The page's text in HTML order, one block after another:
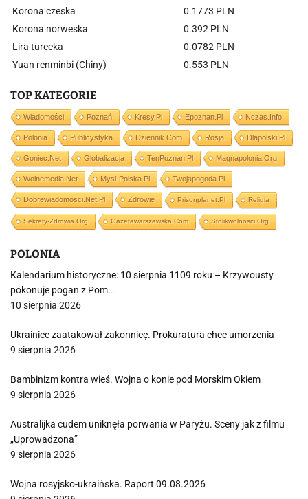
Korona czeska
0.1773 PLN
Korona norweska
0.392 PLN
Lira turecka
0.0782 PLN
Yuan renminbi (Chiny)
0.553 PLN
TOP KATEGORIE
Wiadomości Poznań Kresy.pl Epoznan.pl Nczas.info
Polonia Publicystyka Dziennik.com Rosja Dlapolski.pl
Goniec.net Globalizacja TenPoznan.pl Magnapolonia.org
Wolnemedia.net Mysl-Polska.pl Twojapogoda.pl
Dobrewiadomosci.net.pl Zdrowie Prisonplanet.pl Religia
Sekrety-Zdrowia.org Gazetawarszawska.com Stolikwolnosci.org
POLONIA
Kalendarium historyczne: 10 sierpnia 1109 roku – Krzywousty
pokonuje pogan z Pom…
10 sierpnia 2026
Ukrainiec zaatakował zakonnicę. Prokuratura chce umorzenia
9 sierpnia 2026
Bambinizm kontra wieś. Wojna o konie pod Morskim Okiem
9 sierpnia 2026
Australijka cudem uniknęła porwania w Paryżu. Sceny jak z filmu
„Uprowadzona”
9 sierpnia 2026
Wojna rosyjsko-ukraińska. Raport 09.08.2026